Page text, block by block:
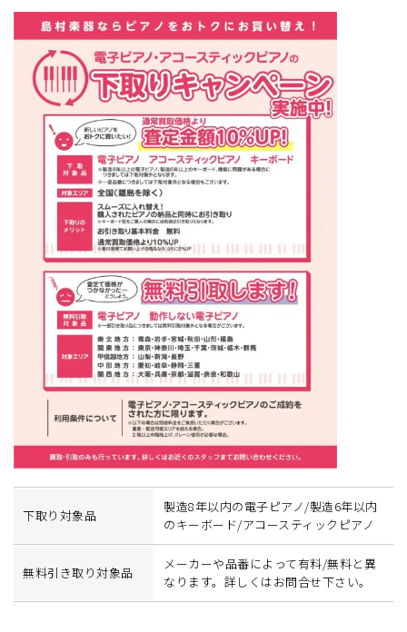
下取り対象品
製造8年以内の電子ピアノ/製造6年以内
のキーボード/アコースティックピアノ
無料引き取り対象品
メーカーや品番によって有料/無料と異
なります。詳しくはお問合せ下さい。